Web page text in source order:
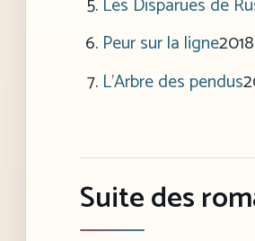
Peur sur la ligne2018
L’Arbre des pendus
Suite des